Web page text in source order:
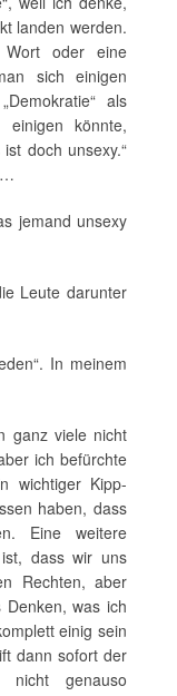
landen werden.
oder eine
sich einigen
als
könnte,
doch unsexy.“
…
jemand unsexy
Leute darunter
In meinem
ganz viele nicht
ich befürchte
wichtiger Kipp-
haben, dass
Eine weitere
dass wir uns
Rechten, aber
was ich
einig sein
dann sofort der
nicht genauso